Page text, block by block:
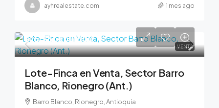
ayhrealestate.com 1 mes ago
VENTA
$25,261,200,000
Lote-Finca en Venta, Sector Barro
Blanco, Rionegro (Ant.)
Barro Blanco, Rionegro, Antioquia